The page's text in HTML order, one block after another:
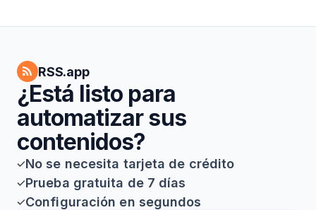
RSS.app
¿Está listo para
automatizar sus
contenidos?
No se necesita tarjeta de crédito
Prueba gratuita de 7 días
Configuración en segundos